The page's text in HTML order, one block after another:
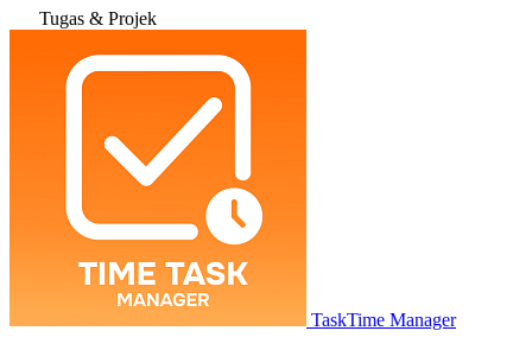
Tugas & Projek
TaskTime Manager